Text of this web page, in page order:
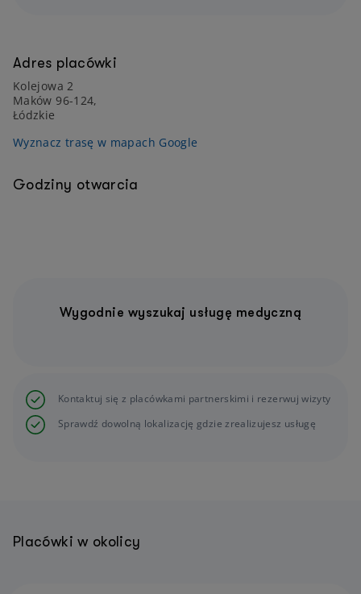
Adres placówki
Kolejowa 2
Maków 96-124,
Łódzkie
Wyznacz trasę w mapach Google
Godziny otwarcia
Wygodnie wyszukaj usługę medyczną
Kontaktuj się z placówkami partnerskimi i rezerwuj wizyty
Sprawdź dowolną lokalizację gdzie zrealizujesz usługę
Placówki w okolicy